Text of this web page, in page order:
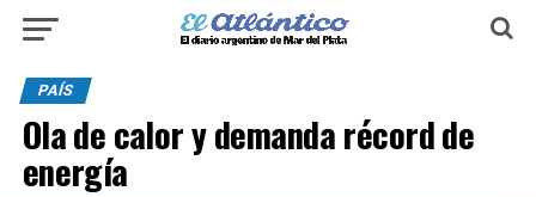
PAÍS
Ola de calor y demanda récord de
energía